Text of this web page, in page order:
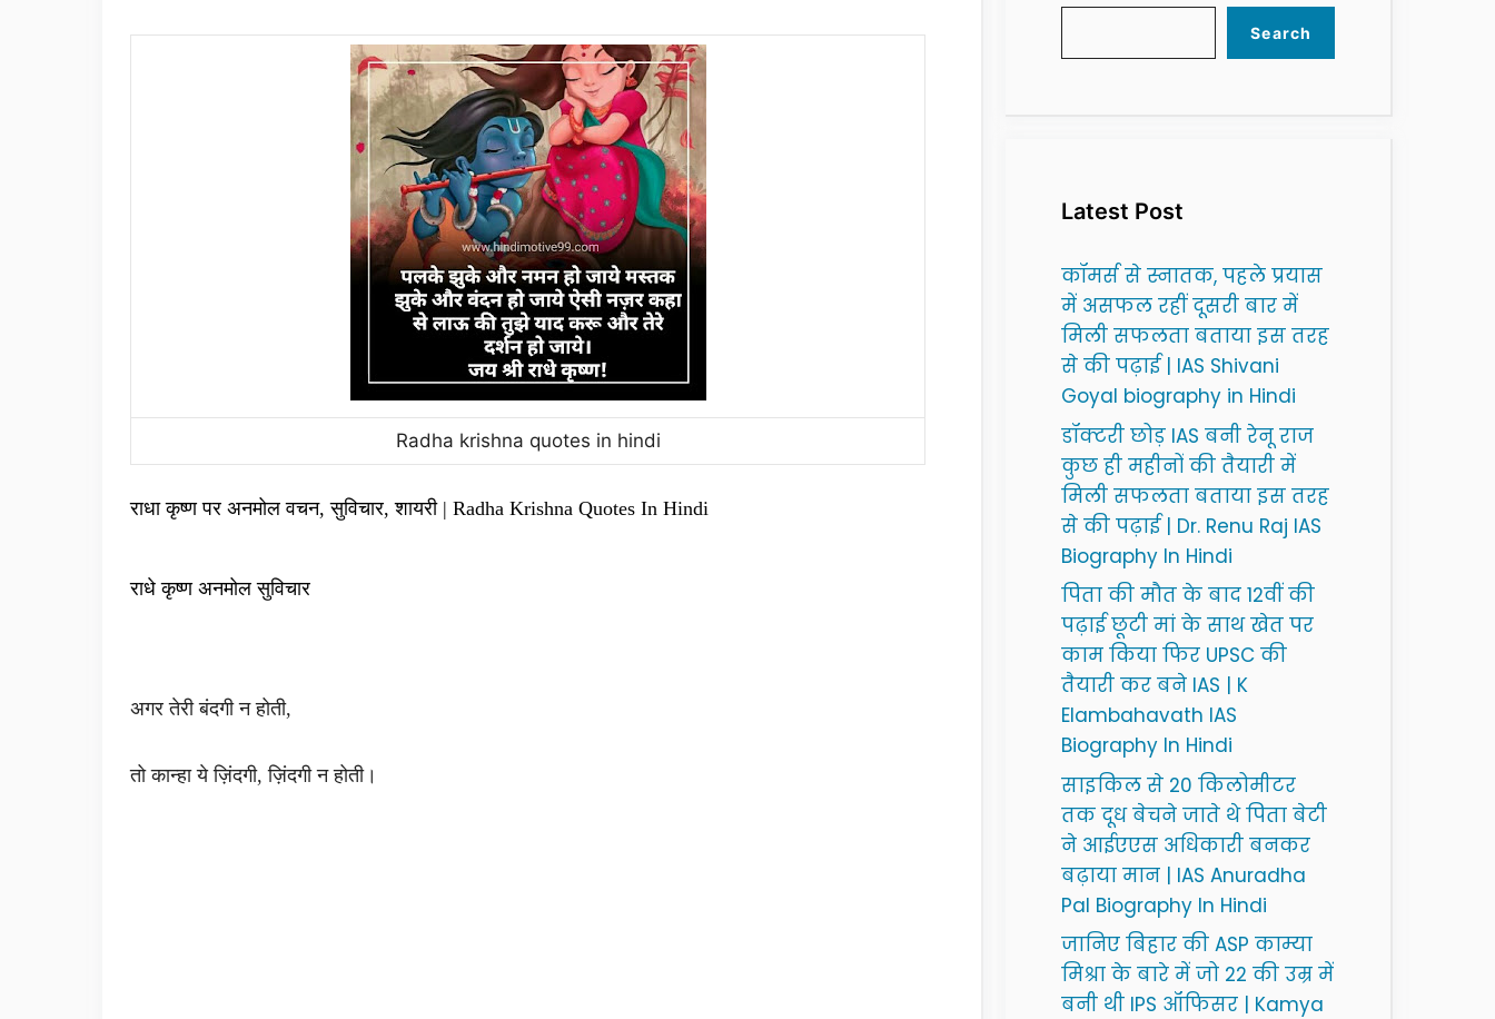
Radha krishna quotes in hindi
राधा कृष्ण पर अनमोल वचन, सुविचार, शायरी | Radha Krishna Quotes In Hindi
राधे कृष्ण अनमोल सुविचार
अगर तेरी बंदगी न होती,
तो कान्हा ये ज़िंदगी, ज़िंदगी न होती।
Search
Latest Post
कॉमर्स से स्नातक, पहले प्रयास
में असफल रहीं दूसरी बार में
मिली सफलता बताया इस तरह
से की पढ़ाई | IAS Shivani
Goyal biography in Hindi
डॉक्टरी छोड़ IAS बनी रेनू राज
कुछ ही महीनों की तैयारी में
मिली सफलता बताया इस तरह
से की पढ़ाई | Dr. Renu Raj IAS
Biography In Hindi
पिता की मौत के बाद 12वीं की
पढ़ाई छूटी मां के साथ खेत पर
काम किया फिर UPSC की
तैयारी कर बने IAS | K
Elambahavath IAS
Biography In Hindi
साइकिल से 20 किलोमीटर
तक दूध बेचने जाते थे पिता बेटी
ने आईएएस अधिकारी बनकर
बढ़ाया मान | IAS Anuradha
Pal Biography In Hindi
जानिए बिहार की ASP काम्या
मिश्रा के बारे में जो 22 की उम्र में
बनी थी IPS ऑफिसर | Kamya